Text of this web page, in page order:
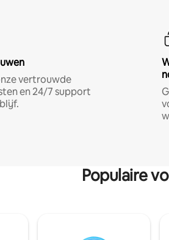
vertrouwde
en 24/7 support
Populaire